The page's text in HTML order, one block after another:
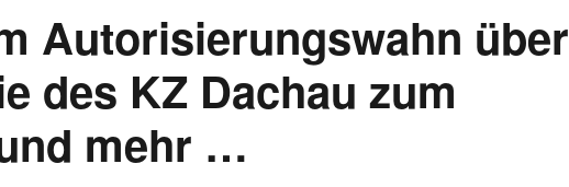
Autorisierungswahn über
des KZ Dachau zum
mehr …